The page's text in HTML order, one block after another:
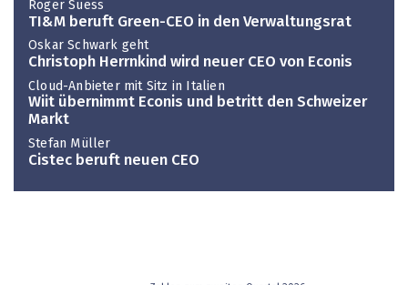
Roger Süess
TI&M beruft Green-CEO in den Verwaltungsrat
Oskar Schwark geht
Christoph Herrnkind wird neuer CEO von Econis
Cloud-Anbieter mit Sitz in Italien
Wiit übernimmt Econis und betritt den Schweizer
Markt
Stefan Müller
Cistec beruft neuen CEO